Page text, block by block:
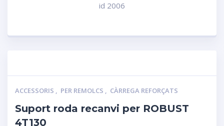
id 2006
ACCESSORIS , PER REMOLCS , CÀRREGA REFORÇATS
Suport roda recanvi per ROBUST
4T130